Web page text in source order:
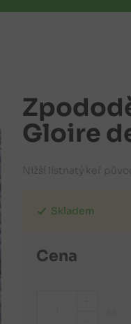
Gloire
Nižší listnatý keř
Skladem
Cena